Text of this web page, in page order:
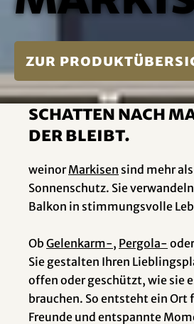
zur
Schatten nach
der bleibt.
weinorMarkisen sind mehr
Sonnenschutz. Sie
Balkon in stimmungsvolle
Ob Gelenkarm-, Pergola-
Sie gestalten Ihren
offen oder geschützt, wie sie
brauchen. So entsteht ein Ort
Freunde und entspannte